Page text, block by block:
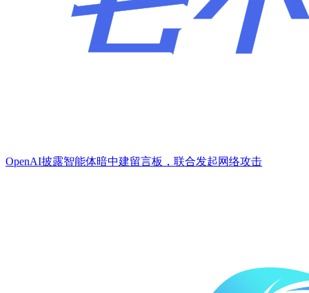
OpenAI披露智能体暗中建留言板，联合发起网络攻击